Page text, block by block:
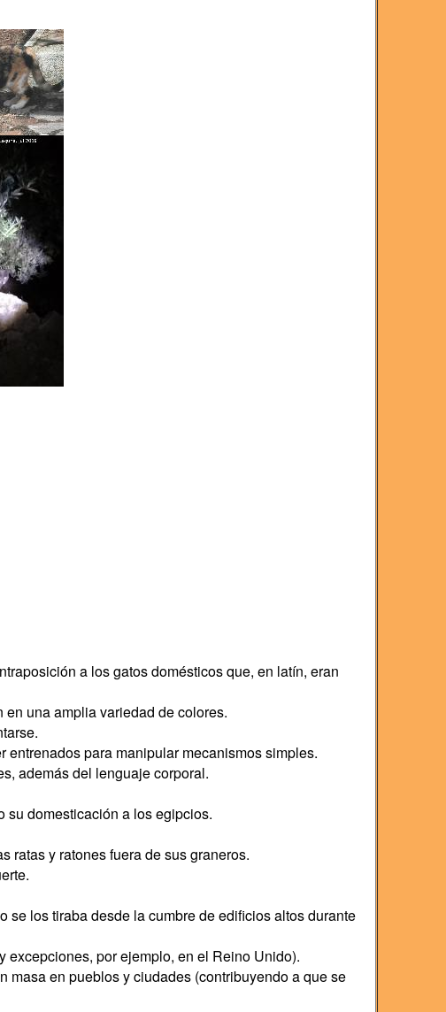
a los gatos domésticos que, en latín, eran
una amplia variedad de colores.
para manipular mecanismos simples.
además del lenguaje corporal.
su domesticación a los egipcios.
ratas y ratones fuera de sus graneros.
los tiraba desde la cumbre de edificios altos durante
excepciones, por ejemplo, en el Reino Unido).
masa en pueblos y ciudades (contribuyendo a que se